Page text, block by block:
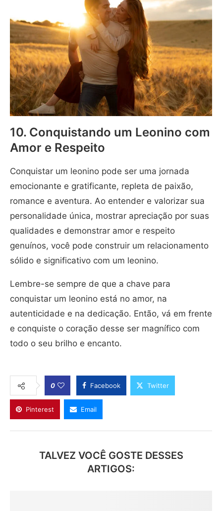
10. Conquistando um Leonino com
Amor e Respeito
Conquistar um leonino pode ser uma jornada
emocionante e gratificante, repleta de paixão,
romance e aventura. Ao entender e valorizar sua
personalidade única, mostrar apreciação por suas
qualidades e demonstrar amor e respeito
genuínos, você pode construir um relacionamento
sólido e significativo com um leonino.
Lembre-se sempre de que a chave para
conquistar um leonino está no amor, na
autenticidade e na dedicação. Então, vá em frente
e conquiste o coração desse ser magnífico com
todo o seu brilho e encanto.
0 Facebook Twitter
Pinterest Email
TALVEZ VOCÊ GOSTE DESSES
ARTIGOS: